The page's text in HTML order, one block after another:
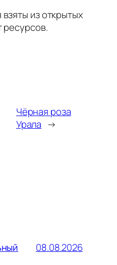
из открытых
ресурсов.
Чёрная роза
Урала →
08.08.2026